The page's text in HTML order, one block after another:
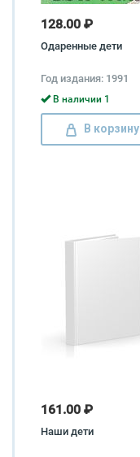
128.00 ₽
Одаренные дети
Год издания: 1991
В наличии 1
В корзину
161.00 ₽
Наши дети